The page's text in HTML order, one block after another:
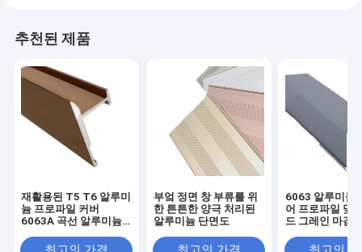
추천된 제품
재활용된 T5 T6 알루미
늄 프로파일 커버
6063A 곡선 알루미늄
부엌 정면 창 부류를 위
한 튼튼한 양극 처리된
알루미늄 단면도
6063 알루미늄
어 프로파일 맞
드 그레인 마감